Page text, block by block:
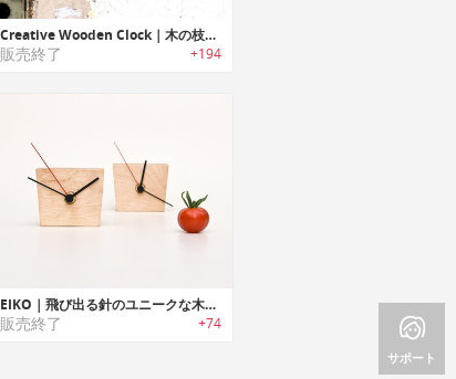
Creative Wooden Clock｜木の枝デザインウッドクロック
販売終了 +194
EIKO｜飛び出る針のユニークな木製の掛け時計
販売終了 +74
サポート